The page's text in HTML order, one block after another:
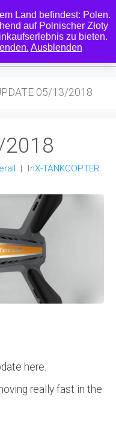
0
05/13/2018
2018
InX-TANKCOPTER
here.
really fast in the
Land befindest: Polen.
auf Polnischer Złoty
zu bieten.
Ausblenden